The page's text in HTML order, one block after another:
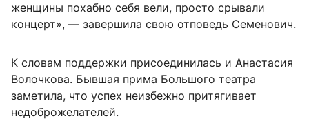
женщины похабно себя вели, просто срывали
концерт», — завершила свою отповедь Семенович.
К словам поддержки присоединилась и Анастасия
Волочкова. Бывшая прима Большого театра
заметила, что успех неизбежно притягивает
недоброжелателей.